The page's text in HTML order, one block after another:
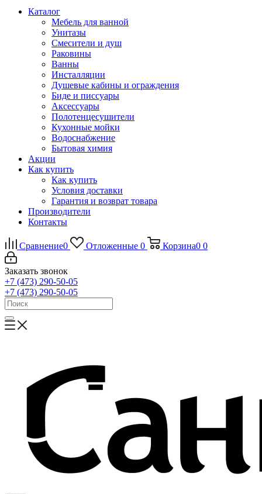
Каталог
Мебель для ванной
Унитазы
Смесители и душ
Раковины
Ванны
Инсталляции
Душевые кабины и ограждения
Биде и писсуары
Аксессуары
Полотенцесушители
Кухонные мойки
Водоснабжение
Бытовая химия
Акции
Как купить
Как купить
Условия доставки
Гарантия и возврат товара
Производители
Контакты
Сравнение0 Отложенные 0 Корзина0 0
Заказать звонок
+7 (473) 290-50-05
+7 (473) 290-50-05